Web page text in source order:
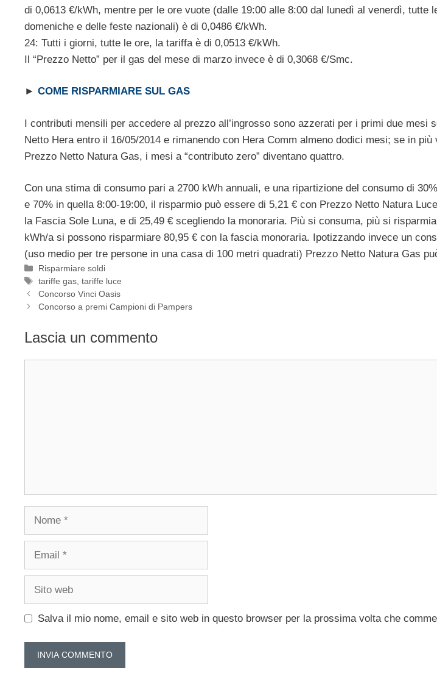
di 0,0613 €/kWh, mentre per le ore vuote (dalle 19:00 alle 8:00 dal lunedì al venerdì, tutte
domeniche e delle feste nazionali) è di 0,0486 €/kWh.
24: Tutti i giorni, tutte le ore, la tariffa è di 0,0513 €/kWh.
Il “Prezzo Netto” per il gas del mese di marzo invece è di 0,3068 €/Smc.
► COME RISPARMIARE SUL GAS
I contributi mensili per accedere al prezzo all’ingrosso sono azzerati per i primi due mesi
Netto Hera entro il 16/05/2014 e rimanendo con Hera Comm almeno dodici mesi; se in più
Prezzo Netto Natura Gas, i mesi a “contributo zero” diventano quattro.
Con una stima di consumo pari a 2700 kWh annuali, e una ripartizione del consumo di
e 70% in quella 8:00-19:00, il risparmio può essere di 5,21 € con Prezzo Netto Natura
la Fascia Sole Luna, e di 25,49 € scegliendo la monoraria. Più si consuma, più si
kWh/a si possono risparmiare 80,95 € con la fascia monoraria. Ipotizzando invece un
(uso medio per tre persone in una casa di 100 metri quadrati) Prezzo Netto Natura Gas
Categorie
Risparmiare soldi
Tag
tariffe gas ,tariffe luce
Concorso Vinci Oasis
Concorso a premi Campioni di Pampers
Lascia un commento
Salva il mio nome, email e sito web in questo browser per la prossima volta che